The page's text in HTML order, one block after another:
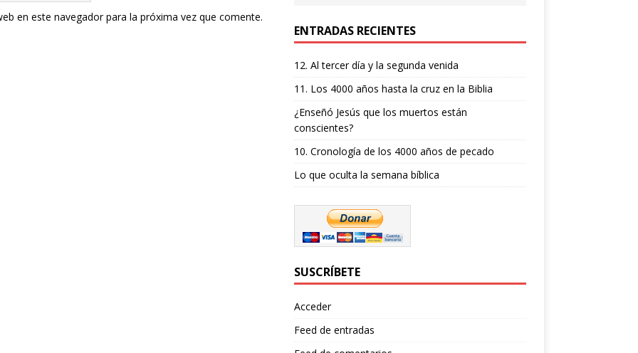
en este navegador para la próxima vez que comente.
ENTRADAS RECIENTES
12. Al tercer día y la segunda venida
11. Los 4000 años hasta la cruz en la Biblia
¿Enseñó Jesús que los muertos están
conscientes?
10. Cronología de los 4000 años de pecado
Lo que oculta la semana bíblica
SUSCRÍBETE
Acceder
Feed de entradas